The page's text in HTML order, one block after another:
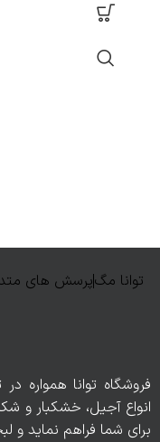
توانا مگپرسش های
فروشگاه توانا همواره
انواع آجیل، خشکبار و
برای شما فراهم نماید و